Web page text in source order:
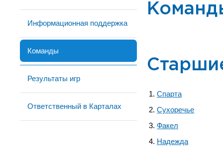
Информационная поддержка
Команды
Результаты игр
Ответственный в Карталах
Спарта
Сухоречье
Факел
Надежда